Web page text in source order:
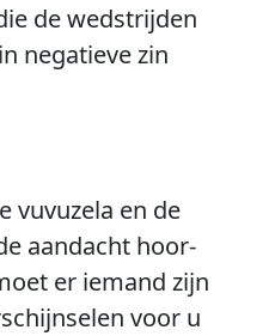
de wedstrijden
negatieve zin
vuvuzela en de
aandacht hoor-
er iemand zijn
voor u